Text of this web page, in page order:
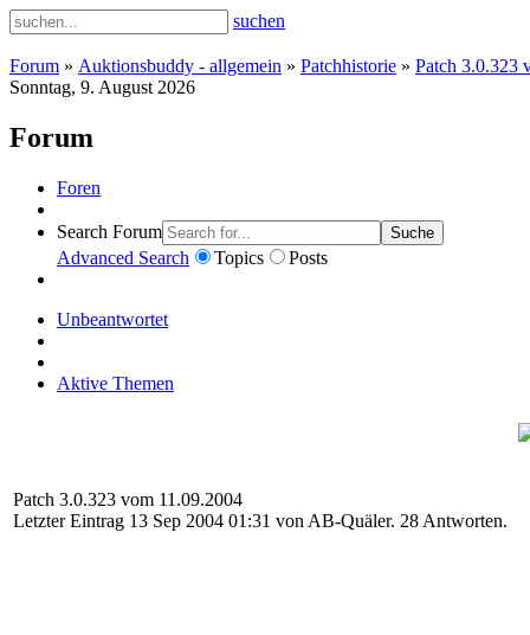
suchen
Forum » Auktionsbuddy - allgemein » Patchhistorie » Patch 3.0.323
Sonntag, 9. August 2026
Forum
Foren
Search Forum Suche
Advanced Search Topics Posts
Unbeantwortet
Aktive Themen
Patch 3.0.323 vom 11.09.2004
Letzter Eintrag 13 Sep 2004 01:31 von AB-Quäler. 28 Antworten.